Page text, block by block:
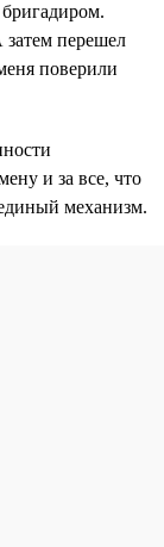
затем перешел
поверили
и за все, что
механизм.